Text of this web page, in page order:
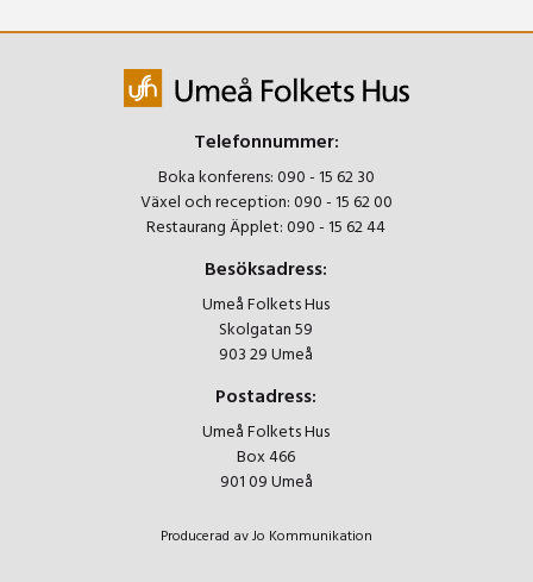
Telefonnummer:
Boka konferens:090 - 15 62 30
Växel och reception:090 - 15 62 00
Restaurang Äpplet:090 - 15 62 44
Besöksadress:
Umeå Folkets Hus
Skolgatan 59
903 29 Umeå
Postadress:
Umeå Folkets Hus
Box 466
901 09 Umeå
Producerad av Jo Kommunikation